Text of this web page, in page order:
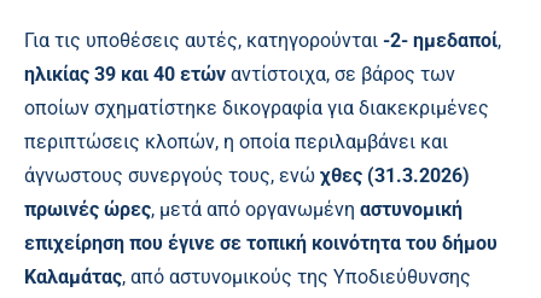
Για τις υποθέσεις αυτές, κατηγορούνται -2- ημεδαποί,
ηλικίας 39 και 40 ετών αντίστοιχα, σε βάρος των
οποίων σχηματίστηκε δικογραφία για διακεκριμένες
περιπτώσεις κλοπών, η οποία περιλαμβάνει και
άγνωστους συνεργούς τους, ενώ χθες (31.3.2026)
πρωινές ώρες, μετά από οργανωμένη αστυνομική
επιχείρηση που έγινε σε τοπική κοινότητα του δήμου
Καλαμάτας, από αστυνομικούς της Υποδιεύθυνσης